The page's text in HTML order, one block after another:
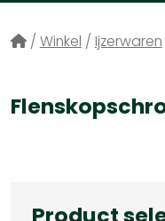
/ Winkel / Ijzerwaren